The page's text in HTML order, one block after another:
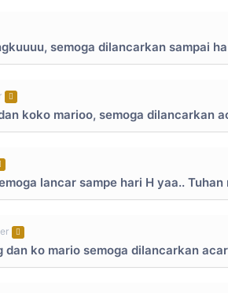
semoga dilancarkan sampai
koko marioo, semoga dilancarkan
lancar sampe hari H yaa..
dan ko mario semoga dilancarkan